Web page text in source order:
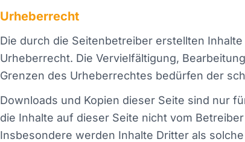
Urheberrecht
Die durch die Seitenbetreiber erstellten
Urheberrecht. Die Vervielfältigung,
Grenzen des Urheberrechtes bedürfen der
Downloads und Kopien dieser Seite sind nur
die Inhalte auf dieser Seite nicht vom
Insbesondere werden Inhalte Dritter als